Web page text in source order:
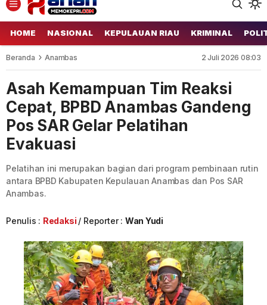
HOME NASIONAL KEPULAUAN RIAU KRIMINAL
Beranda Anambas 2 Juli 2026 08:03
Asah Kemampuan Tim Reaksi
Cepat, BPBD Anambas Gandeng
Pos SAR Gelar Pelatihan
Evakuasi
Pelatihan ini merupakan bagian dari program pembinaan rutin
antara BPBD Kabupaten Kepulauan Anambas dan Pos SAR
Anambas.
Penulis : Redaksi Reporter : Wan Yudi